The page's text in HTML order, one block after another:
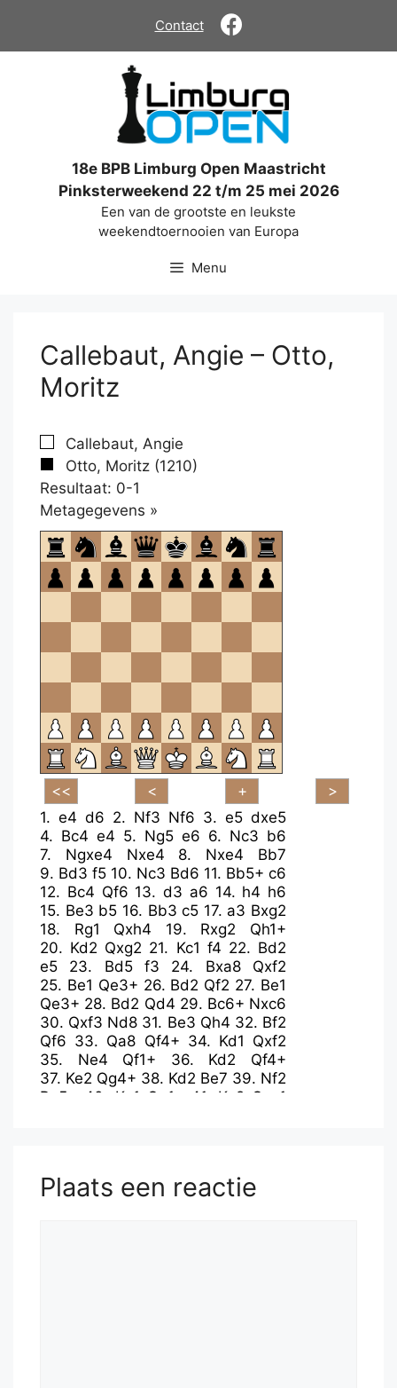
de
Contact
18e BPB Limburg Open Maastricht
Pinksterweekend 22 t/m 25 mei 2026
Een van de grootste en leukste
weekendtoernooien van Europa
Menu
Callebaut, Angie – Otto,
Moritz
Callebaut, Angie
Otto, Moritz (1210)
Resultaat: 0-1
Metagegevens »
om
te
openen.
1. e4 d6 2. Nf3 Nf6 3. e5 dxe5
4. Bc4 e4 5. Ng5 e6 6. Nc3 b6
7. Ngxe4 Nxe4 8. Nxe4
Bb7
9. Bd3 f5 10. Nc3 Bd6 11. Bb5+ c6
12. Bc4 Qf6 13. d3 a6 14. h4 h6
15. Be3 b5 16. Bb3 c5 17. a3 Bxg2
18. Rg1 Qxh4 19. Rxg2
Qh1+
20. Kd2 Qxg2 21. Kc1 f4 22. Bd2
e5
23. Bd5 f3 24. Bxa8
Qxf2
25. Be1 Qe3+ 26. Bd2 Qf2 27. Be1
Qe3+ 28. Bd2 Qd4 29. Bc6+ Nxc6
30. Qxf3 Nd8 31. Be3 Qh4 32. Bf2
Qf6 33. Qa8 Qf4+ 34. Kd1 Qxf2
35. Ne4 Qf1+ 36. Kd2
Qf4+
37. Ke2 Qg4+ 38. Kd2 Be7 39. Nf2
Bg5+
40. Ke1 Qg1+ 41. Ke2
Qxa1
e2
51.Kd3 e1=Q 52.Kc2
Qd2+
Plaats een reactie